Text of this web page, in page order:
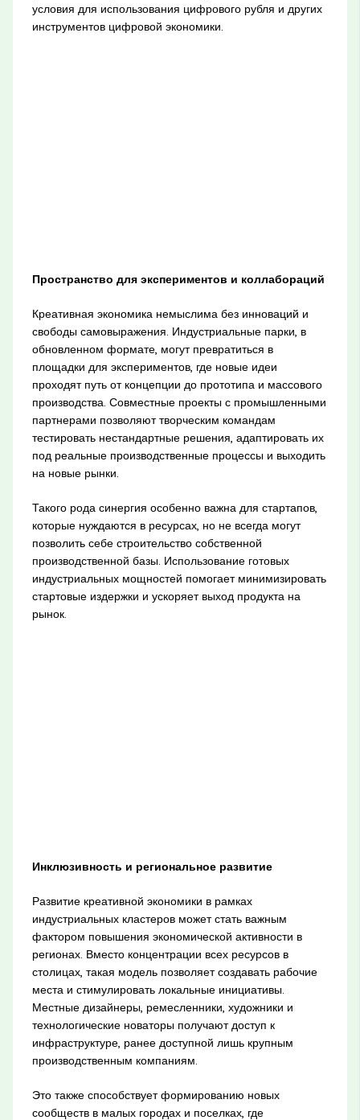
условия для использования цифрового рубля и других
инструментов цифровой экономики.
Пространство для экспериментов и коллабораций
Креативная экономика немыслима без инноваций и
свободы самовыражения. Индустриальные парки, в
обновленном формате, могут превратиться в
площадки для экспериментов, где новые идеи
проходят путь от концепции до прототипа и массового
производства. Совместные проекты с промышленными
партнерами позволяют творческим командам
тестировать нестандартные решения, адаптировать их
под реальные производственные процессы и выходить
на новые рынки.
Такого рода синергия особенно важна для стартапов,
которые нуждаются в ресурсах, но не всегда могут
позволить себе строительство собственной
производственной базы. Использование готовых
индустриальных мощностей помогает минимизировать
стартовые издержки и ускоряет выход продукта на
рынок.
Инклюзивность и региональное развитие
Развитие креативной экономики в рамках
индустриальных кластеров может стать важным
фактором повышения экономической активности в
регионах. Вместо концентрации всех ресурсов в
столицах, такая модель позволяет создавать рабочие
места и стимулировать локальные инициативы.
Местные дизайнеры, ремесленники, художники и
технологические новаторы получают доступ к
инфраструктуре, ранее доступной лишь крупным
производственным компаниям.
Это также способствует формированию новых
сообществ в малых городах и поселках, где